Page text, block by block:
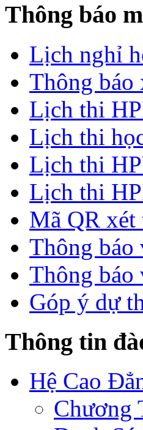
Thông báo
Lịch nghỉ
Thông báo
Lịch thi
Lịch thi
Lịch thi
Lịch thi
Mã QR xét
Thông báo
Thông báo
Góp ý dự
Thông tin
Hệ Cao
Chương